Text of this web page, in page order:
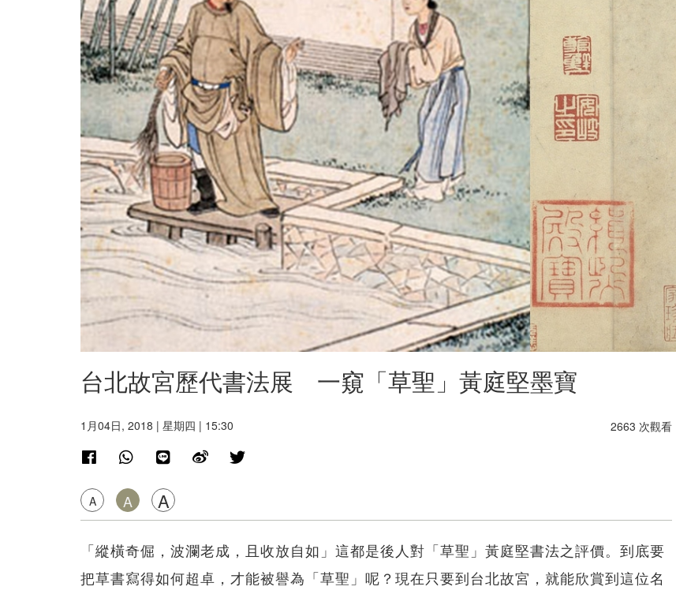
台北故宮歷代書法展 一窺「草聖」黃庭堅墨寶
1月04日, 2018 | 星期四 | 15:30
A A A
2663 次觀看
「縱橫奇倔，波瀾老成，且收放自如」這都是後人對「草聖」黃庭堅書法之評價。到底要
把草書寫得如何超卓，才能被譽為「草聖」呢？現在只要到台北故宮，就能欣賞到這位名